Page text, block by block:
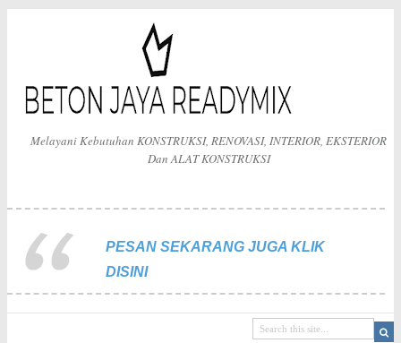
Melayani Kebutuhan KONSTRUKSI, RENOVASI, INTERIOR, EKSTERIOR
Dan ALAT KONSTRUKSI
PESAN SEKARANG JUGA KLIK
DISINI